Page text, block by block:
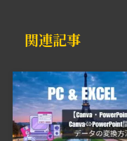
関連記事